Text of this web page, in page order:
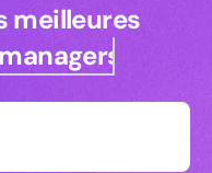
meilleures
meilleures
managers